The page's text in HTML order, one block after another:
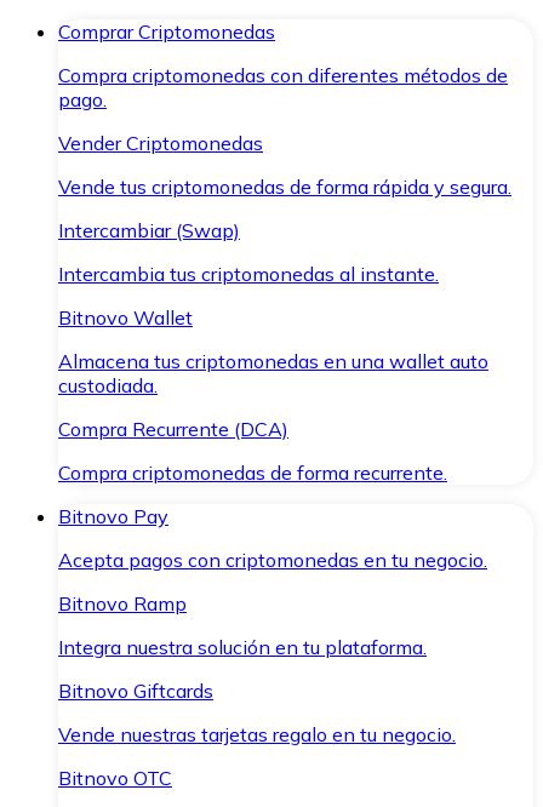
Comprar Criptomonedas
Compra criptomonedas con diferentes métodos de
pago.
Vender Criptomonedas
Vende tus criptomonedas de forma rápida y segura.
Intercambiar (Swap)
Intercambia tus criptomonedas al instante.
Bitnovo Wallet
Almacena tus criptomonedas en una wallet auto
custodiada.
Compra Recurrente (DCA)
Compra criptomonedas de forma recurrente.
Bitnovo Pay
Acepta pagos con criptomonedas en tu negocio.
Bitnovo Ramp
Integra nuestra solución en tu plataforma.
Bitnovo Giftcards
Vende nuestras tarjetas regalo en tu negocio.
Bitnovo OTC